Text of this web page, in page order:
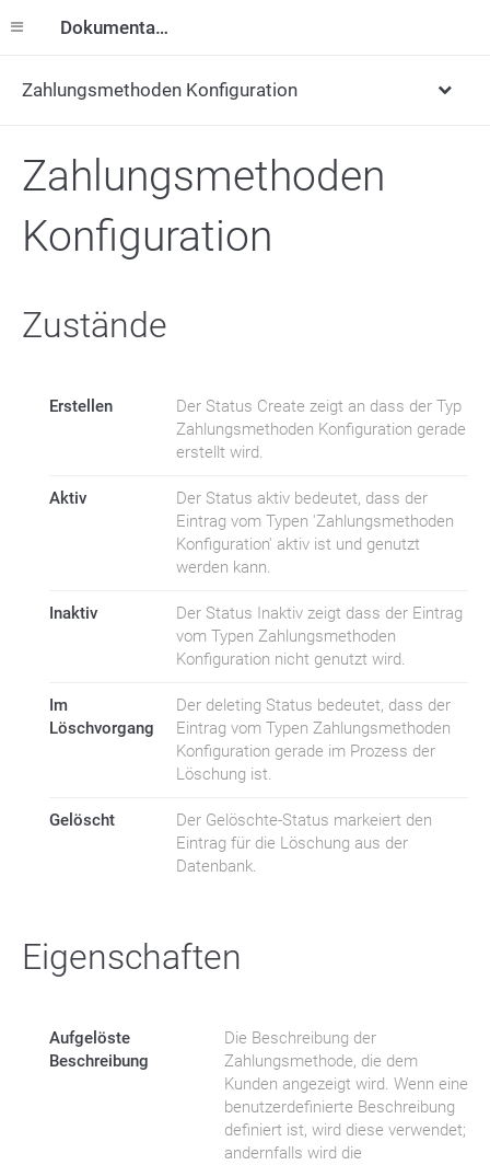
Dokumentation
Zahlungsmethoden Konfiguration
Zahlungsmethoden
Konfiguration
Zustände
Erstellen
Der Status Create zeigt an dass der Typ
Zahlungsmethoden Konfiguration gerade
erstellt wird.
Aktiv
Der Status aktiv bedeutet, dass der
Eintrag vom Typen 'Zahlungsmethoden
Konfiguration' aktiv ist und genutzt
werden kann.
Inaktiv
Der Status Inaktiv zeigt dass der Eintrag
vom Typen Zahlungsmethoden
Konfiguration nicht genutzt wird.
Im
Löschvorgang
Der deleting Status bedeutet, dass der
Eintrag vom Typen Zahlungsmethoden
Konfiguration gerade im Prozess der
Löschung ist.
Gelöscht
Der Gelöschte-Status markeiert den
Eintrag für die Löschung aus der
Datenbank.
Eigenschaften
Aufgelöste
Beschreibung
Die Beschreibung der
Zahlungsmethode, die dem
Kunden angezeigt wird. Wenn eine
benutzerdefinierte Beschreibung
definiert ist, wird diese verwendet;
andernfalls wird die